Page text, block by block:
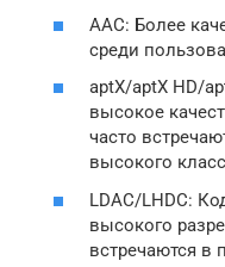
AAC: Более
среди
aptX/aptX HD/
высокое
часто
высокого
LDAC/LHDC:
высокого
встречаются в